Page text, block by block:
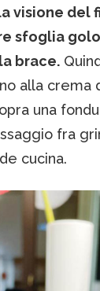
visione del
sfoglia
brace.
alla crema
una
fra
cucina.